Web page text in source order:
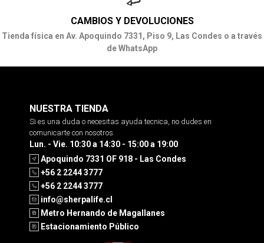
CAMBIOS Y DEVOLUCIONES
Tienda física en Av. Apoquindo 7331, Piso 9, Las Condes o a través
de WhatsApp
NUESTRA TIENDA
Si es una duda o necesitas ayuda tecnica, no dudes en
comunicarte con nosotros
Lun. - Vie. 10:30 a 14:30 - 15:00 a 19:00
Apoquindo 7331 OF 918 - Las Condes
+56 2 2244 3777
+56 2 2244 3777
info@sherpalife.cl
Metro Hernando de Magallanes
Estacionamiento Público